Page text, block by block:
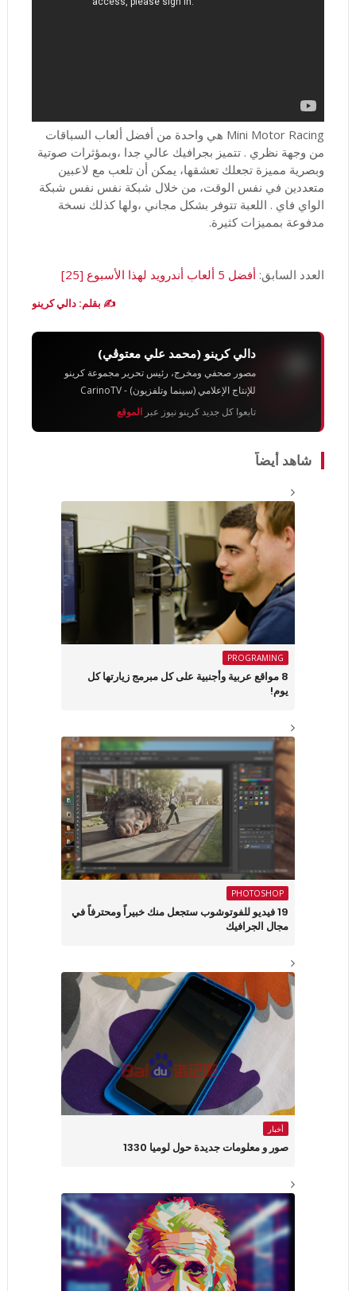
Mini Motor Racing هي واحدة من أفضل ألعاب السباقات
من وجهة نظري . تتميز بجرافيك عالي جدا ،وبمؤثرات صوتية
وبصرية مميزة تجعلك تعشقها، يمكن أن تلعب مع لاعبين
متعددين في نفس الوقت، من خلال شبكة نفس نفس شبكة
الواي فاي . اللعبة تتوفر بشكل مجاني ،ولها كذلك نسخة
مدفوعة بمميزات كثيرة.
العدد السابق: أفضل 5 ألعاب أندرويد لهذا الأسبوع [25]
✍️ بقلم: دالي كرينو
دالي كرينو (محمد علي معتوڨي)
مصور صحفي ومخرج، رئيس تحرير مجموعة كرينو
للإنتاج الإعلامي (سينما وتلفزيون) - CarinoTV
تابعوا كل جديد كرينو نيوز عبر الموقع
شاهد أيضاً
PROGRAMING
8 مواقع عربية وأجنبية على كل مبرمج زيارتها كل
يوم!
PHOTOSHOP
19 فيديو للفوتوشوب ستجعل منك خبيراً ومحترفاً في
مجال الجرافيك
أخبار
صور و معلومات جديدة حول لوميا 1330